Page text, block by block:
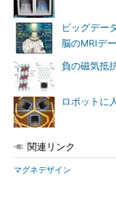
ビッグデー
脳のMRIデ
負の磁気抵
ロボットに
関連リンク
マグネデザイン